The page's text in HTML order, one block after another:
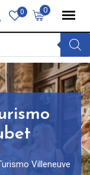
0
0
Villeneuve